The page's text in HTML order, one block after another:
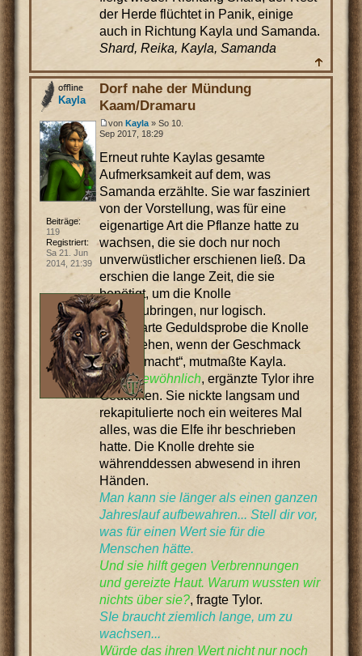
der Herde flüchtet in Panik, einige
auch in Richtung Kayla und Samanda.
Shard, Reika, Kayla, Samanda
Dorf nahe der Mündung
Kaam/Dramaru
von Kayla» So 10.
Sep 2017, 18:29
Erneut ruhte Kaylas gesamte
Aufmerksamkeit auf dem, was
Samanda erzählte. Sie war fasziniert
von der Vorstellung, was für eine
eigenartige Art die Pflanze hatte zu
wachsen, die sie doch nur noch
unverwüstlicher erschienen ließ. Da
erschien die lange Zeit, die sie
benötigt, um die Knolle
hervorzubringen, nur logisch.
„Eine harte Geduldsprobe die Knolle
aufzuziehen, wenn der Geschmack
süchtig macht“, mutmaßte Kayla.
Außergewöhnlich, ergänzte Tylor ihre
Gedanken. Sie nickte langsam und
rekapitulierte noch ein weiteres Mal
alles, was die Elfe ihr beschrieben
hatte. Die Knolle drehte sie
währenddessen abwesend in ihren
Händen.
Man kann sie länger als einen ganzen
Jahreslauf aufbewahren... Stell dir vor,
was für einen Wert sie für die
Menschen hätte.
Und sie hilft gegen Verbrennungen
und gereizte Haut. Warum wussten wir
nichts über sie?, fragte Tylor.
SIe braucht ziemlich lange, um zu
wachsen...
Würde das ihren Wert nicht nur noch
Kayla
Beiträge:
119
Registriert:
Sa 21. Jun
2014, 21:39